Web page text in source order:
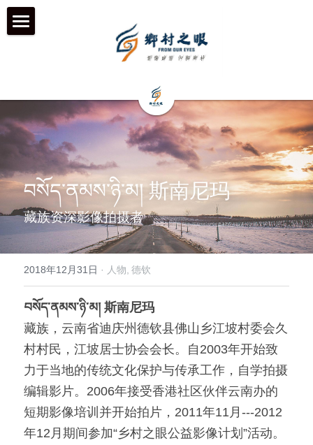
关于我们
何为「乡村之眼」
我们的历程
团队成员
加入我们
机构声明
工作伙伴 & 项目 & 宣传片
在地合作组织
乡村拍客-影行者
青年影像行动者-乡语者
机构项目&项目宣传片
历年影像
媒体聚焦
支持我们
机构服务品牌
「乡眼」影像库 及 员工通道
「荧光计划」公益放映
「乡野之路」田野基地
「乡村影像讲习所」影像学院
「乡土文化影像传习馆」
བསོད་ནམས་ཉི་མ། 斯南尼玛
藏族资深影像拍摄者
2018年12月31日 · 人物, 德钦
བསོད་ནམས་ཉི་མ། 斯南尼玛
藏族，云南省迪庆州德钦县佛山乡江坡村委会久
村村民，江坡居士协会会长。自2003年开始致
力于当地的传统文化保护与传承工作，自学拍摄
编辑影片。2006年接受香港社区伙伴云南办的
短期影像培训并开始拍片，2011年11月---2012
年12月期间参加“乡村之眼公益影像计划”活动。